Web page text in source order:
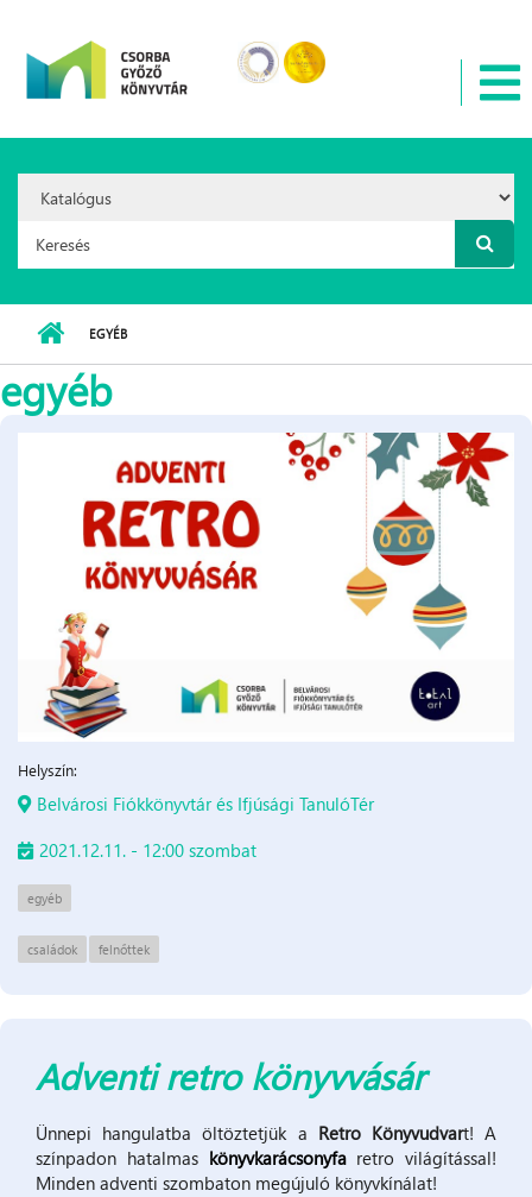
Option:
Keresés űrlap
EGYÉB
egyéb
Helyszín:
Belvárosi Fiókkönyvtár és Ifjúsági TanulóTér
2021.12.11. - 12:00 szombat
egyéb
családok felnőttek
Adventi retro könyvvásár
Ünnepi hangulatba öltöztetjük a Retro Könyvudvart! A
színpadon hatalmas könyvkarácsonyfaretro világítással!
Minden adventi szombaton megújuló könyvkínálat!